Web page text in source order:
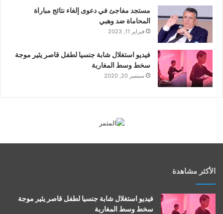
مستجد مفاجئ في دعوى إلغاء نتائج مباراة
المحاماة ضد وهبي
فبراير 11, 2023
فيديو استغلال شابة جنسيا لطفل قاصر يثير موجة
سخط وسط المغاربة
سبتمبر 20, 2020
الأكثر مشاهدة
فيديو استغلال شابة جنسيا لطفل قاصر يثير موجة
سخط وسط المغاربة